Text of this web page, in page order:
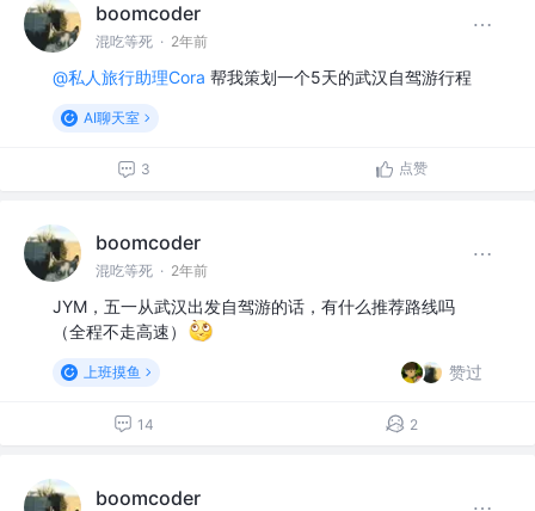
boomcoder
混吃等死 · 2年前
@私人旅行助理Cora 帮我策划一个5天的武汉自驾游行程
AI聊天室
3 点赞
boomcoder
混吃等死 · 2年前
JYM，五一从武汉出发自驾游的话，有什么推荐路线吗
（全程不走高速）
上班摸鱼 赞过
14 2
boomcoder